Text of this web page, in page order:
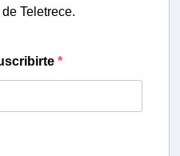
Teletrece.